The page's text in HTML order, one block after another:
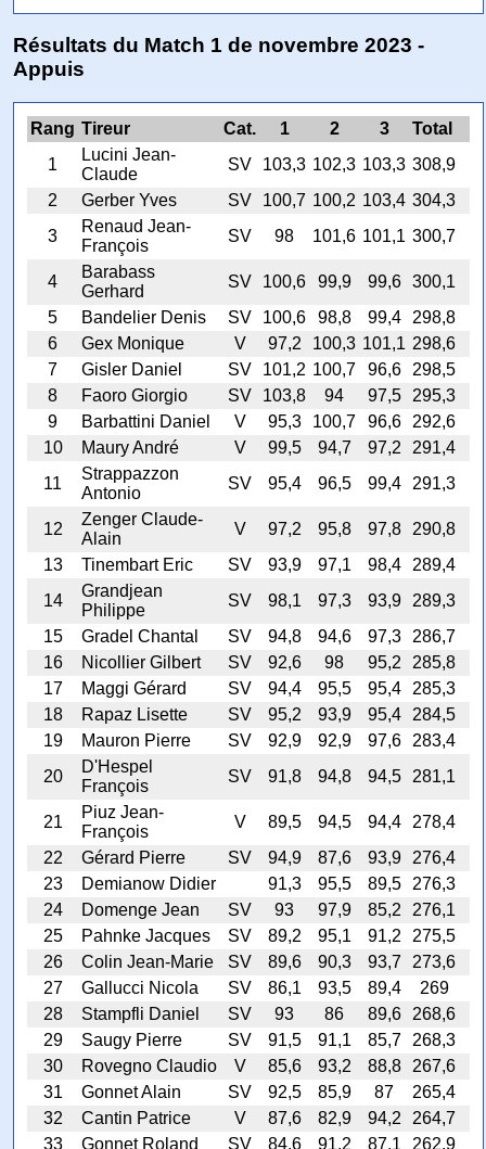
Résultats du Match 1 de novembre 2023 -
Appuis
Rang Tireur Cat. 1 2 3
Total
1
Lucini Jean-
Claude
SV 103,3 102,3 103,3 308,9
2
Gerber Yves SV 100,7 100,2 103,4 304,3
3
Renaud Jean-
François
SV 98 101,6 101,1 300,7
4
Barabass
Gerhard
SV 100,6 99,9 99,6
300,1
5
Bandelier Denis SV 100,6 98,8 99,4
298,8
6
Gex Monique V 97,2 100,3 101,1 298,6
7
Gisler Daniel SV 101,2 100,7 96,6
298,5
8
Faoro Giorgio SV 103,8 94 97,5
295,3
9
Barbattini Daniel V 95,3 100,7 96,6
292,6
10
Maury André V 99,5 94,7 97,2
291,4
11
Strappazzon
Antonio
SV 95,4 96,5 99,4 291,3
12
Zenger Claude-
Alain
V 97,2 95,8 97,8
290,8
13
Tinembart Eric SV 93,9 97,1 98,4
289,4
14
Grandjean
Philippe
SV 98,1 97,3 93,9
289,3
15
Gradel Chantal SV 94,8 94,6 97,3
286,7
16
Nicollier Gilbert SV 92,6 98 95,2
285,8
17
Maggi Gérard SV 94,4 95,5 95,4
285,3
18
Rapaz Lisette SV 95,2 93,9 95,4
284,5
19
Mauron Pierre SV 92,9 92,9 97,6
283,4
20
D'Hespel
François
SV 91,8 94,8 94,5 281,1
21
Piuz Jean-
François
V 89,5 94,5 94,4
278,4
22
Gérard Pierre SV 94,9 87,6 93,9
276,4
23
Demianow Didier 91,3 95,5 89,5
276,3
24
Domenge Jean SV 93 97,9 85,2
276,1
25
Pahnke Jacques SV 89,2 95,1 91,2
275,5
26
Colin Jean-Marie SV 89,6 90,3 93,7
273,6
27
Gallucci Nicola SV 86,1 93,5 89,4
269
28
Stampfli Daniel SV 93 86 89,6
268,6
29
Saugy Pierre SV 91,5 91,1 85,7
268,3
30
Rovegno Claudio V 85,6 93,2 88,8
267,6
31
Gonnet Alain SV 92,5 85,9 87
265,4
32
Cantin Patrice V 87,6 82,9 94,2
264,7
33
Gonnet Roland SV 84,6 91,2 87,1
262,9